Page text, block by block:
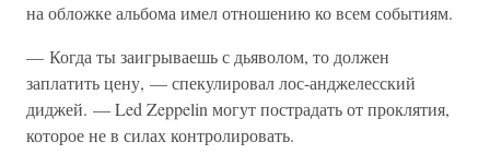
на обложке альбома имел отношению ко всем событиям.
— Когда ты заигрываешь с дьяволом, то должен
заплатить цену, — спекулировал лос-анджелесский
диджей. — Led Zeppelin могут пострадать от проклятия,
которое не в силах контролировать.